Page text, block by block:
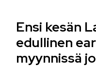
Ensi kesän
edullinen
myynnissä